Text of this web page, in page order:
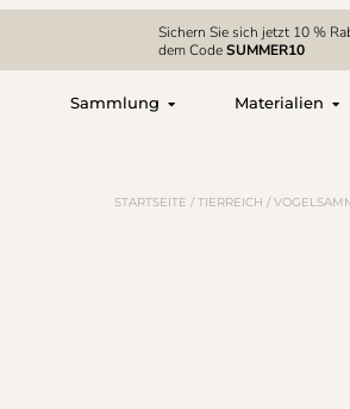
Sichern Sie sich jetzt 10 %
dem CodeSUMMER10
Sammlung Materialien
STARTSEITE /TIERREICH /